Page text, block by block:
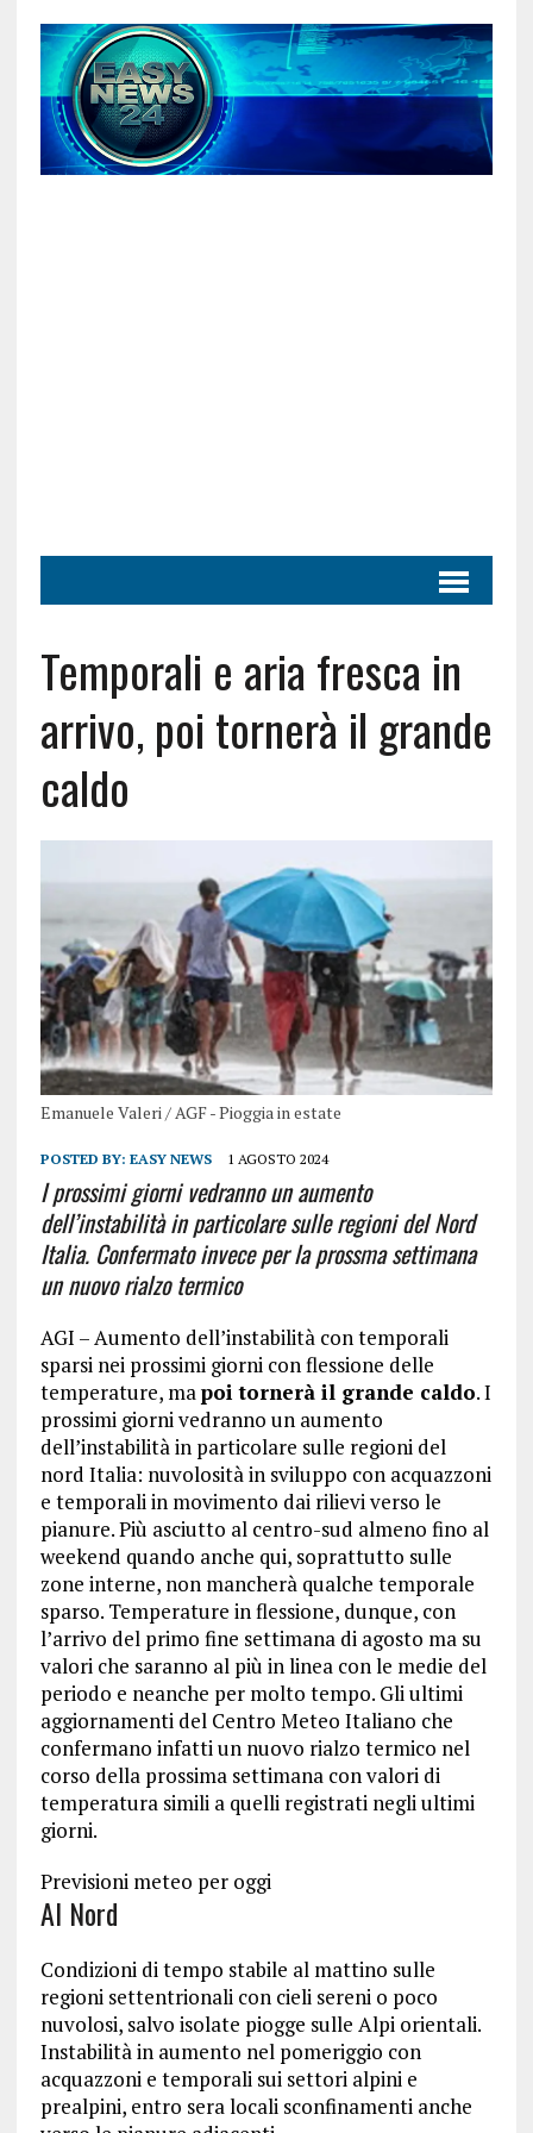
Temporali e aria fresca in
arrivo, poi tornerà il grande
caldo
Emanuele Valeri / AGF - Pioggia in estate
POSTED BY: EASY NEWS 1 AGOSTO 2024
I prossimi giorni vedranno un aumento
dell’instabilità in particolare sulle regioni del Nord
Italia. Confermato invece per la prossma settimana
un nuovo rialzo termico
AGI – Aumento dell’instabilità con temporali
sparsi nei prossimi giorni con flessione delle
temperature, mapoi tornerà il grande caldo. I
prossimi giorni vedranno un aumento
dell’instabilità in particolare sulle regioni del
nord Italia: nuvolosità in sviluppo con acquazzoni
e temporali in movimento dai rilievi verso le
pianure. Più asciutto al centro-sud almeno fino al
weekend quando anche qui, soprattutto sulle
zone interne, non mancherà qualche temporale
sparso. Temperature in flessione, dunque, con
l’arrivo del primo fine settimana di agosto ma su
valori che saranno al più in linea con le medie del
periodo e neanche per molto tempo. Gli ultimi
aggiornamenti del Centro Meteo Italiano che
confermano infatti un nuovo rialzo termico nel
corso della prossima settimana con valori di
temperatura simili a quelli registrati negli ultimi
giorni.
Previsioni meteo per oggi
Al Nord
Condizioni di tempo stabile al mattino sulle
regioni settentrionali con cieli sereni o poco
nuvolosi, salvo isolate piogge sulle Alpi orientali.
Instabilità in aumento nel pomeriggio con
acquazzoni e temporali sui settori alpini e
prealpini, entro sera locali sconfinamenti anche